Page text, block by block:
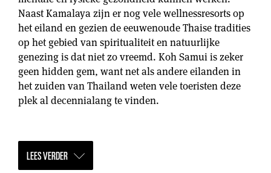
Naast Kamalaya zijn er nog vele wellnessresorts op
het eiland en gezien de eeuwenoude Thaise tradities
op het gebied van spiritualiteit en natuurlijke
genezing is dat niet zo vreemd. Koh Samui is zeker
geen hidden gem, want net als andere eilanden in
het zuiden van Thailand weten vele toeristen deze
plek al decennialang te vinden.
LEES VERDER